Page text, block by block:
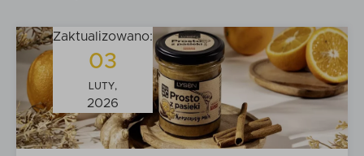
Zaktualizowano:
03
LUTY,
2026